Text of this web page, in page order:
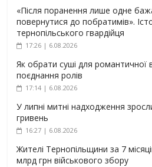
«Після поранення лише одне
повернутися до побратимів».
тернопільського гвардійця
17:26 | 6.08.2026
Як обрати суші для романтичної
поєднання ролів
17:14 | 6.08.2026
У липні митні надходження
гривень
16:27 | 6.08.2026
Жителі Тернопільщини за 7
млрд грн військового збору